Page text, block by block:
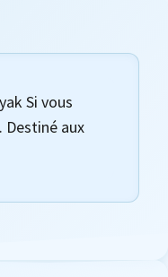
Si vous
Destiné aux